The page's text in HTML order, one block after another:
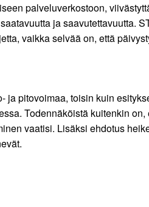
palveluverkostoon,
ja saavutettavuutta.
vaikka selvää on, että
pitovoimaa, toisin kuin
Todennäköistä kuitenkin
vaatisi. Lisäksi ehdotus